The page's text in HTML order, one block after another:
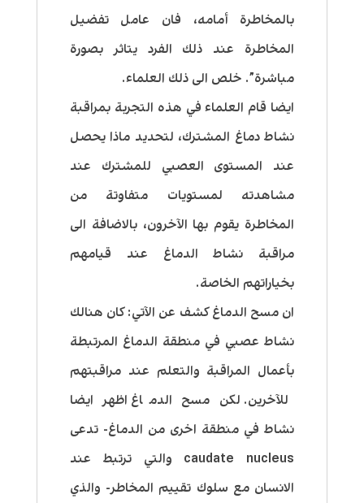
بالمخاطرة أمامه، فان عامل تفضيل
المخاطرة عند ذلك الفرد يتاثر بصورة
مباشرة”. خلص الى ذلك العلماء.
ايضا قام العلماء في هذه التجربة بمراقبة
نشاط دماغ المشترك، لتحديد ماذا يحصل
عند المستوى العصبي للمشترك عند
مشاهدته لمستويات متفاوتة من
المخاطرة يقوم بها الآخرون، بالاضافة الى
مراقبة نشاط الدماغ عند قيامهم
بخياراتهم الخاصة.
ان مسح الدماغ كشف عن الآتي: كان هنالك
نشاط عصبي في منطقة الدماغ المرتبطة
بأعمال المراقبة والتعلم عند مراقبتهم
للآخرين. لكن مسح الدماغ اظهر ايضا
نشاط في منطقة اخرى من الدماغ- تدعى
caudate nucleus والتي ترتبط عند
الانسان مع سلوك تقييم المخاطر- والذي